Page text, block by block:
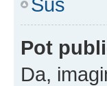
Pot
Da,